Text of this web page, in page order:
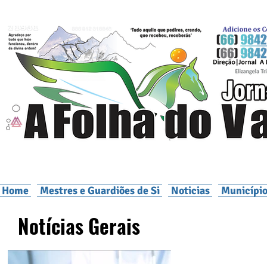
Home Mestres e Guardiões de Si Noticias
Notícias Gerais